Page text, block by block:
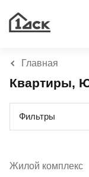
Главная
Квартиры,
Фильтры
Жилой комплекс